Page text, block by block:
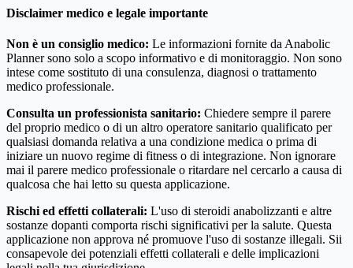
Disclaimer medico e legale importante
Non è un consiglio medico: Le informazioni fornite da Anabolic
Planner sono solo a scopo informativo e di monitoraggio. Non sono
intese come sostituto di una consulenza, diagnosi o trattamento
medico professionale.
Consulta un professionista sanitario: Chiedere sempre il parere
del proprio medico o di un altro operatore sanitario qualificato per
qualsiasi domanda relativa a una condizione medica o prima di
iniziare un nuovo regime di fitness o di integrazione. Non ignorare
mai il parere medico professionale o ritardare nel cercarlo a causa di
qualcosa che hai letto su questa applicazione.
Rischi ed effetti collaterali: L'uso di steroidi anabolizzanti e altre
sostanze dopanti comporta rischi significativi per la salute. Questa
applicazione non approva né promuove l'uso di sostanze illegali. Sii
consapevole dei potenziali effetti collaterali e delle implicazioni